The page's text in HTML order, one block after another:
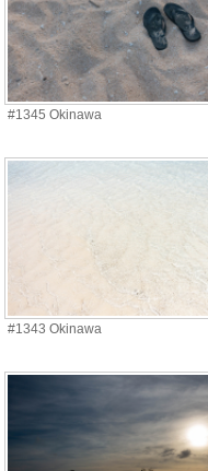
#1345 Okinawa
#1343 Okinawa